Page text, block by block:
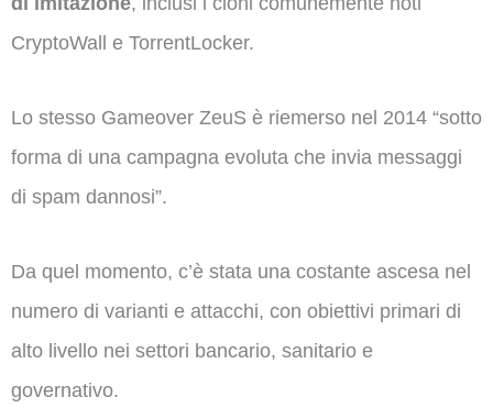
CryptoWall e TorrentLocker.
Lo stesso Gameover ZeuS è riemerso nel 2014 “sotto
forma di una campagna evoluta che invia messaggi
di spam dannosi”.
Da quel momento, c’è stata una costante ascesa nel
numero di varianti e attacchi, con obiettivi primari di
alto livello nei settori bancario, sanitario e
governativo.